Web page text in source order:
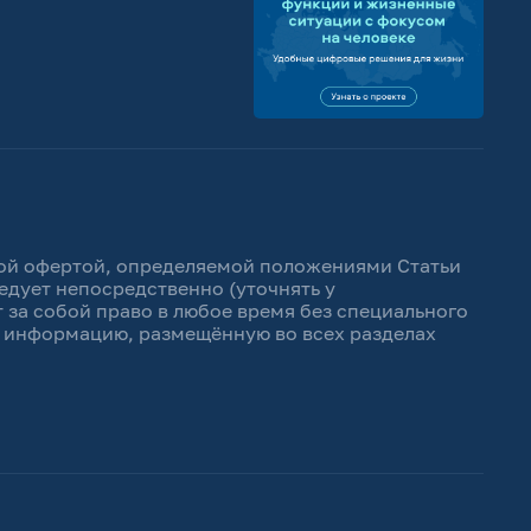
офертой, определяемой положениями Статьи
непосредственно (уточнять у
собой право в любое время без специального
размещённую во всех разделах